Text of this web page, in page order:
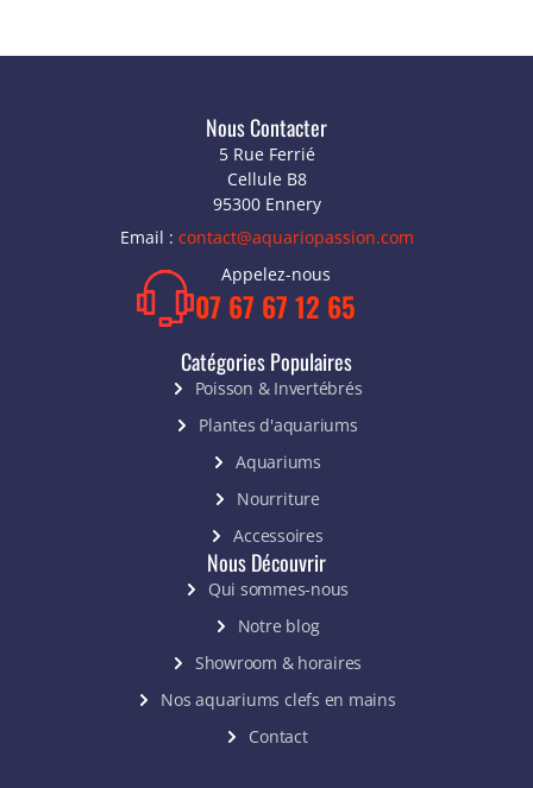
Nous Contacter
5 Rue Ferrié
Cellule B8
95300 Ennery
Email : contact@aquariopassion.com
Appelez-nous
07 67 67 12 65
Catégories Populaires
Poisson & Invertébrés
Plantes d'aquariums
Aquariums
Nourriture
Accessoires
Nous Découvrir
Qui sommes-nous
Notre blog
Showroom & horaires
Nos aquariums clefs en mains
Contact